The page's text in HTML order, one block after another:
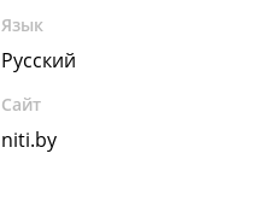
Язык
Русский
Сайт
niti.by